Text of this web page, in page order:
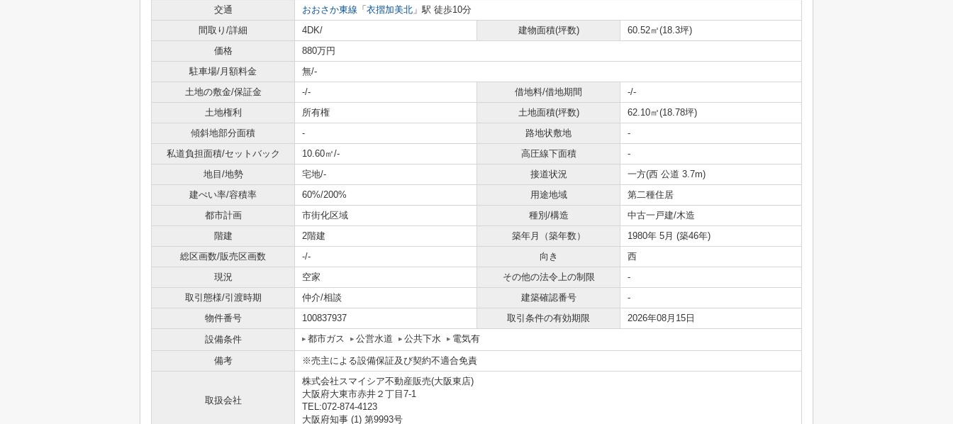
交通
おおさか東線 「 衣摺加美北 」駅 徒歩10分
間取り/詳細
4DK/ 建物面積(坪数)
60.52㎡(18.3坪)
価格
880万円
駐車場/月額料金
無/-
土地の敷金/保証金
-/- 借地料/借地期間
-/-
土地権利
所有権 土地面積(坪数)
62.10㎡(18.78坪)
傾斜地部分面積
- 路地状敷地
-
私道負担面積/セットバック
10.60㎡/- 高圧線下面積
-
地目/地勢
宅地/- 接道状況
一方(西 公道 3.7m)
建ぺい率/容積率
60%/200% 用途地域
第二種住居
都市計画
市街化区域 種別/構造
中古一戸建/木造
階建
2階建 築年月（築年数）
1980年 5月 (築46年)
総区画数/販売区画数
-/- 向き
西
現況
空家 その他の法令上の制限
-
取引態様/引渡時期
仲介/相談 建築確認番号
-
物件番号
100837937 取引条件の有効期限
2026年08月15日
設備条件
都市ガス 公営水道 公共下水 電気有
備考 ※売主による設備保証及び契約不適合免責
取扱会社
株式会社スマイシア不動産販売(大阪東店)
大阪府大東市赤井２丁目7-1
TEL:072-874-4123
大阪府知事 (1) 第9993号